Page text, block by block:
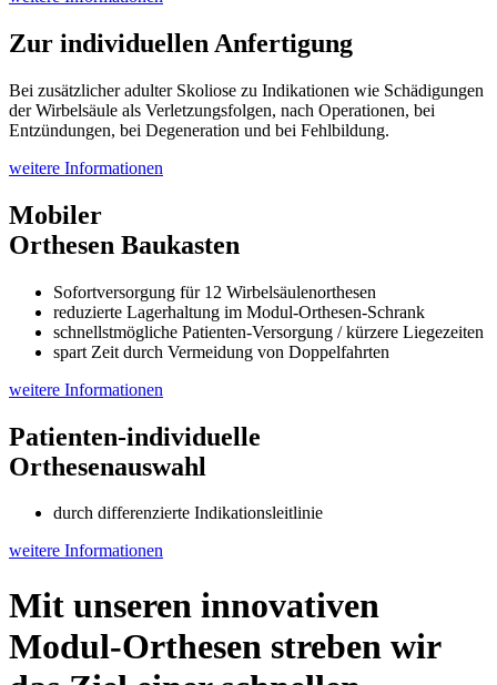
Zur individuellen Anfertigung
Bei zusätzlicher adulter Skoliose zu Indikationen wie Schädigungen
der Wirbelsäule als Verletzungsfolgen, nach Operationen, bei
Entzündungen, bei Degeneration und bei Fehlbildung.
weitere Informationen
Mobiler
Orthesen Baukasten
Sofortversorgung für 12 Wirbelsäulenorthesen
reduzierte Lagerhaltung im Modul-Orthesen-Schrank
schnellstmögliche Patienten-Versorgung / kürzere Liegezeiten
spart Zeit durch Vermeidung von Doppelfahrten
weitere Informationen
Patienten-individuelle
Orthesenauswahl
durch differenzierte Indikationsleitlinie
weitere Informationen
Mit unseren innovativen
Modul-Orthesen streben wir